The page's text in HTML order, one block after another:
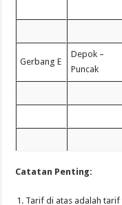
Gerbang E
Depok –
Puncak
Catatan Penting:
Tarif di atas adalah